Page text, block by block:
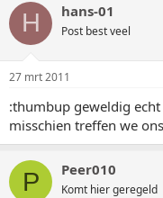
H hans-01
Post best veel
27 mrt 2011
:thumbup geweldig
misschien treffen we
P Peer010
Komt hier geregeld